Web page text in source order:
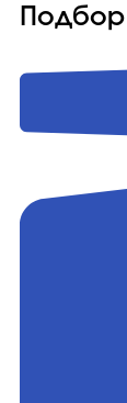
Подбор